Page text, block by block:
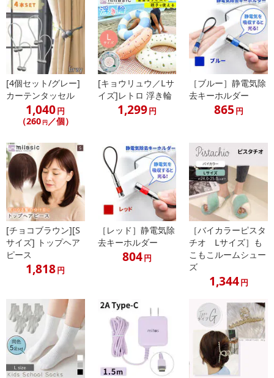
[4個セット/グレー]
カーテンタッセル
1,040円
（260 円／個）
[キョウリュウ／Lサ
イズ]レトロ 浮き輪
1,299円
［ブルー］静電気除
去キーホルダー
865 円
[チョコブラウン][S
サイズ] トップヘア
ピース
1,818円
［レッド］静電気除
去キーホルダー
804円
［バイカラーピスタ
チオ Lサイズ］も
こもこルームシュー
ズ
1,344円